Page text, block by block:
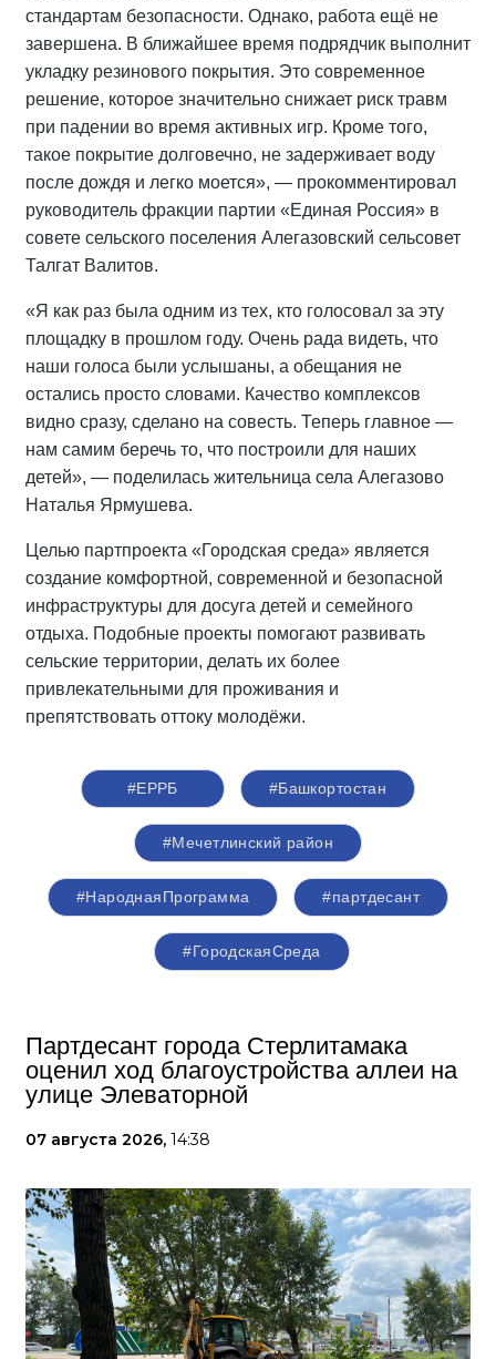
стандартам безопасности. Однако, работа ещё не
завершена. В ближайшее время подрядчик выполнит
укладку резинового покрытия. Это современное
решение, которое значительно снижает риск травм
при падении во время активных игр. Кроме того,
такое покрытие долговечно, не задерживает воду
после дождя и легко моется», — прокомментировал
руководитель фракции партии «Единая Россия» в
совете сельского поселения Алегазовский сельсовет
Талгат Валитов.
«Я как раз была одним из тех, кто голосовал за эту
площадку в прошлом году. Очень рада видеть, что
наши голоса были услышаны, а обещания не
остались просто словами. Качество комплексов
видно сразу, сделано на совесть. Теперь главное —
нам самим беречь то, что построили для наших
детей», — поделилась жительница села Алегазово
Наталья Ярмушева.
Целью партпроекта «Городская среда» является
создание комфортной, современной и безопасной
инфраструктуры для досуга детей и семейного
отдыха. Подобные проекты помогают развивать
сельские территории, делать их более
привлекательными для проживания и
препятствовать оттоку молодёжи.
#ЕРРБ #Башкортостан
#Мечетлинский район
#НароднаяПрограмма #партдесант
#ГородскаяСреда
Партдесант города Стерлитамака
оценил ход благоустройства аллеи на
улице Элеваторной
07 августа 2026, 14:38